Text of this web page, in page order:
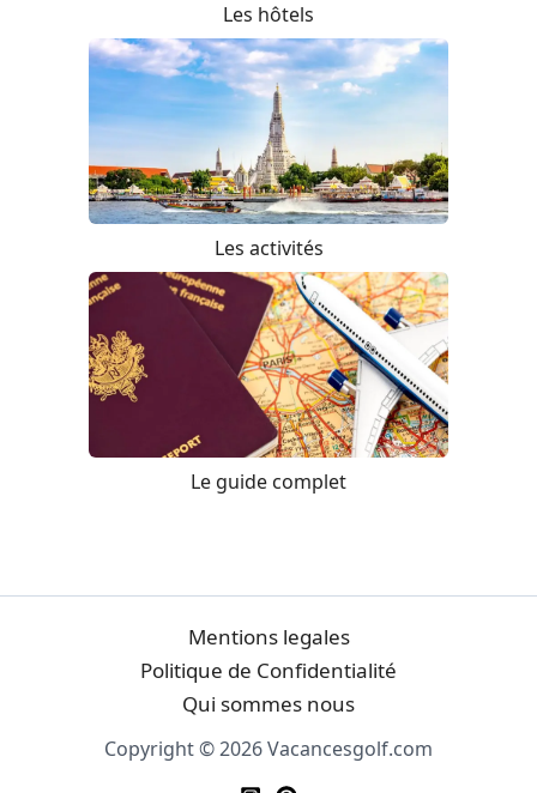
Les hôtels
Les activités
Le guide complet
Mentions legales
Politique de Confidentialité
Qui sommes nous
Copyright © 2026 Vacancesgolf.com